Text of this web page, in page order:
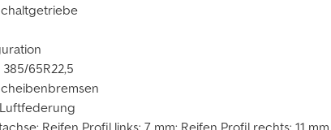
65R22,5